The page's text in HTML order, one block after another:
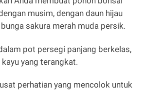
musim, dengan daun hijau
sakura merah muda persik.
pot persegi panjang berkelas,
yang terangkat.
perhatian yang mencolok untuk